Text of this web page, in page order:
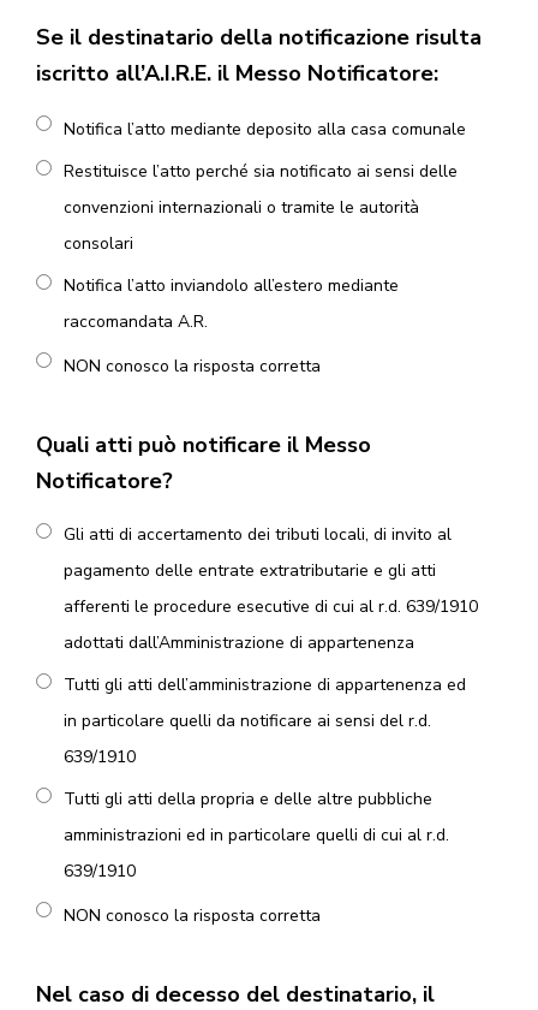
Se il destinatario della notificazione risulta
iscritto all’A.I.R.E. il Messo Notificatore:
Notifica l’atto mediante deposito alla casa comunale
Restituisce l’atto perché sia notificato ai sensi delle
convenzioni internazionali o tramite le autorità
consolari
Notifica l’atto inviandolo all’estero mediante
raccomandata A.R.
NON conosco la risposta corretta
Quali atti può notificare il Messo
Notificatore?
Gli atti di accertamento dei tributi locali, di invito al
pagamento delle entrate extratributarie e gli atti
afferenti le procedure esecutive di cui al r.d. 639/1910
adottati dall’Amministrazione di appartenenza
Tutti gli atti dell’amministrazione di appartenenza ed
in particolare quelli da notificare ai sensi del r.d.
639/1910
Tutti gli atti della propria e delle altre pubbliche
amministrazioni ed in particolare quelli di cui al r.d.
639/1910
NON conosco la risposta corretta
Nel caso di decesso del destinatario, il